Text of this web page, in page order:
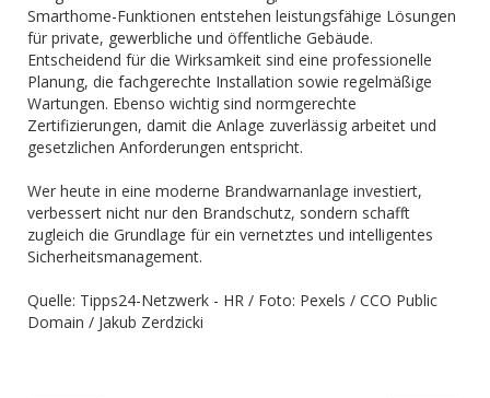
Smarthome-Funktionen entstehen leistungsfähige Lösungen
für private, gewerbliche und öffentliche Gebäude.
Entscheidend für die Wirksamkeit sind eine professionelle
Planung, die fachgerechte Installation sowie regelmäßige
Wartungen. Ebenso wichtig sind normgerechte
Zertifizierungen, damit die Anlage zuverlässig arbeitet und
gesetzlichen Anforderungen entspricht.
Wer heute in eine moderne Brandwarnanlage investiert,
verbessert nicht nur den Brandschutz, sondern schafft
zugleich die Grundlage für ein vernetztes und intelligentes
Sicherheitsmanagement.
Quelle: Tipps24-Netzwerk - HR / Foto: Pexels / CCO Public
Domain / Jakub Zerdzicki